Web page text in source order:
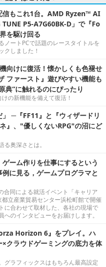
信もこれ1台。AMD Ryzen™ AI
P5-A7G60BK-D」で『Fo
を駆け回る
ノートPCで話題のレースタイトルを
クしました！
向けに復活！懐かしくも色褪せ
ファースト』遊びやすい機能も
典”に触れるのにぴったり
の新機能を備えて復活！
」 ─『FF11』と『ウィザードリ
』、"優しくないRPG"の沼にど
奥深さとは。
ゲーム作りを仕事にするという
に見る，ゲームプログラマと
同による就活イベント「キャリア
立産業貿易センター浜松町館で開催
に合わせて取材した、各社の現場で
のインタビューをお届けします。
Horizon 6』をプレイ。ハ
クラウドゲーミングの底力を体
グラフィックスはもちろん最高設定